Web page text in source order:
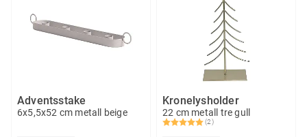
Adventsstake
6x5,5x52 cm metall beige
Kronelysholder
22 cm metall tre gull
Karakter:
(2)
5.0 av 5 mulige